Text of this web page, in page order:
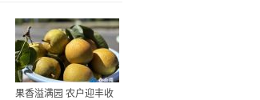
果香溢满园 农户迎丰收